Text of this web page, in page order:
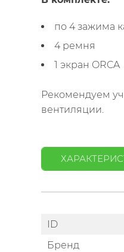
по 4 зажима
4 ремня
1 экран ORCA
Рекомендуем
вентиляции.
ID
Бренд